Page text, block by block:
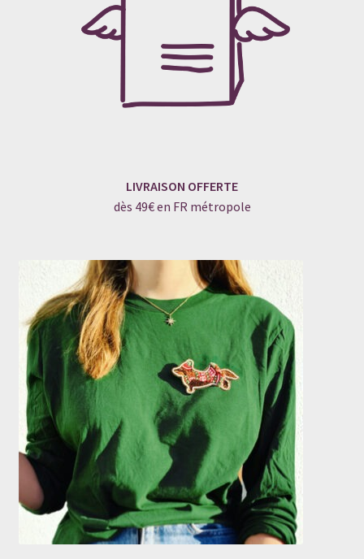
LIVRAISON OFFERTE
dès 49€ en FR métropole